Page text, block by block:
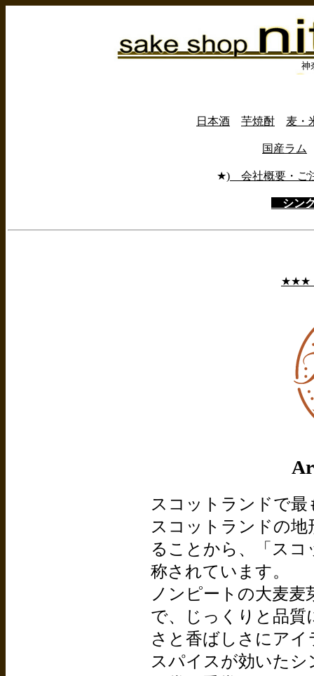
神
日本酒 芋焼酎 麦・
国産ラム
★) 会社概要・ご
シン
★★★
スコットランドで
スコットランドの
ることから、「ス
称されています。
ノンピートの大麦
で、じっくりと品質
さと香ばしさにア
スパイスが効いた